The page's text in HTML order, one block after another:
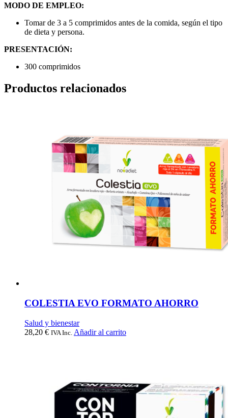
MODO DE EMPLEO:
Tomar de 3 a 5 comprimidos antes de la comida, según el tipo
de dieta y persona.
PRESENTACIÓN:
300 comprimidos
Productos relacionados
COLESTIA EVO FORMATO AHORRO
Salud y bienestar
28,20 € IVA Inc. Añadir al carrito